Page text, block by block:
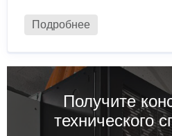
Подробнее
Получите
технического